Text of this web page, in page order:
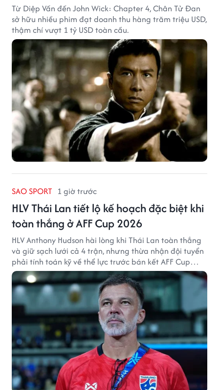
Từ Diệp Vấn đến John Wick: Chapter 4, Chân Tử Đan
sở hữu nhiều phim đạt doanh thu hàng trăm triệu USD,
thậm chí vượt 1 tỷ USD toàn cầu.
SAO SPORT 1 giờ trước
HLV Thái Lan tiết lộ kế hoạch đặc biệt khi
toàn thắng ở AFF Cup 2026
HLV Anthony Hudson hài lòng khi Thái Lan toàn thắng
và giữ sạch lưới cả 4 trận, nhưng thừa nhận đội tuyển
phải tính toán kỹ về thể lực trước bán kết AFF Cup
2026.